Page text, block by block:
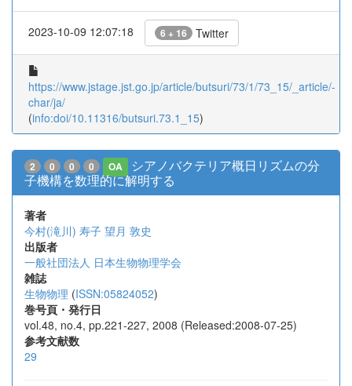
2023-10-09 12:07:18 6 + 16 Twitter
https://www.jstage.jst.go.jp/article/butsuri/73/1/73_15/_article/-
char/ja/
(info:doi/10.11316/butsuri.73.1_15)
2 0 0 0 OA
シアノバクテリア概日リズムの分
子機構を数理的に解明する
著者
今村(滝川) 寿子 望月 敦史
出版者
一般社団法人 日本生物物理学会
雑誌
生物物理 (ISSN:05824052)
巻号頁・発行日
vol.48, no.4, pp.221-227, 2008 (Released:2008-07-25)
参考文献数
29